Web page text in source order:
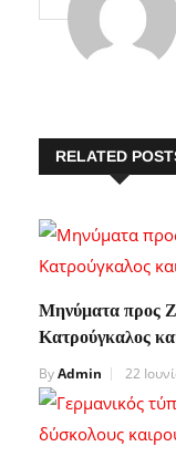
RELATED
Μηνύματα προς
Κατρούγκαλος
ByAdmin 22